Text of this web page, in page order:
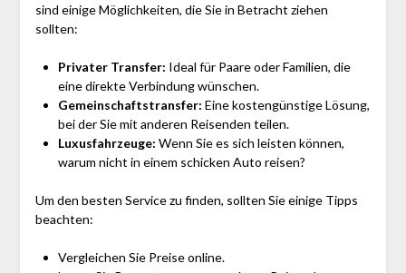
sind einige Möglichkeiten, die Sie in Betracht ziehen
sollten:
Privater Transfer: Ideal für Paare oder Familien, die
eine direkte Verbindung wünschen.
Gemeinschaftstransfer: Eine kostengünstige Lösung,
bei der Sie mit anderen Reisenden teilen.
Luxusfahrzeuge: Wenn Sie es sich leisten können,
warum nicht in einem schicken Auto reisen?
Um den besten Service zu finden, sollten Sie einige Tipps
beachten:
Vergleichen Sie Preise online.